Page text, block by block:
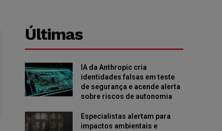
Últimas
IA da Anthropic cria
identidades falsas em teste
de segurança e acende alerta
sobre riscos de autonomia
Especialistas alertam para
impactos ambientais e